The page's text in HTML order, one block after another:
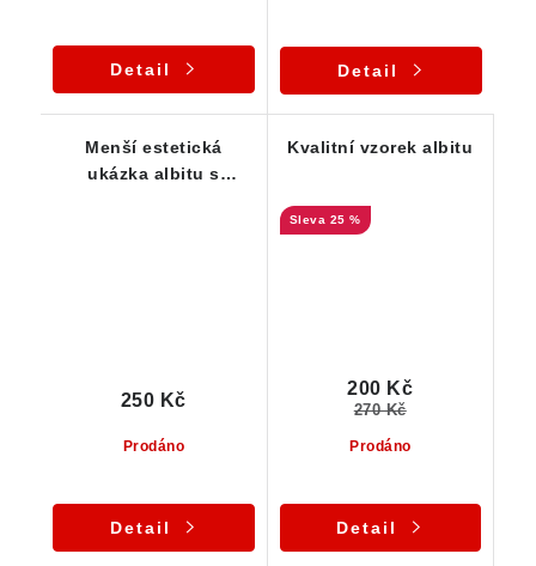
Detail Detail
Menší estetická
ukázka albitu s
Prodáno
250 Kč
Detail
Kvalitní vzorek albitu
25 %
Prodáno
200 Kč
270 Kč
Detail